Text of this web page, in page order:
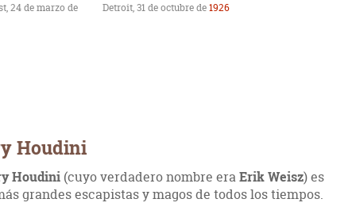
24 de marzo de
Detroit, 31 de octubre de1926
Houdini
Houdini (cuyo verdadero nombre eraErik Weisz) es
grandes escapistas y magos de todos los tiempos.